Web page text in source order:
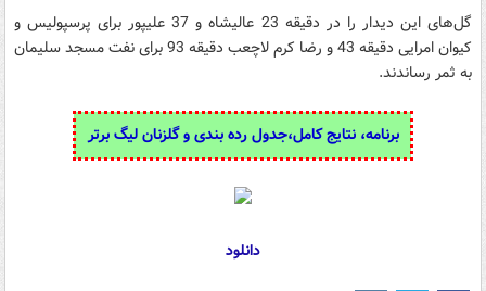
گل‌های این دیدار را در دقیقه 23 عالیشاه و 37 علیپور برای پرسپولیس و
کیوان امرایی دقیقه 43 و رضا کرم لاچعب دقیقه 93 برای نفت مسجد سلیمان
به ثمر رساندند.
برنامه، نتایج کامل،جدول رده بندی و گلزنان لیگ برتر
دانلود